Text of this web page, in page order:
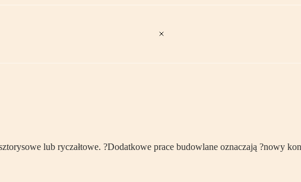
lub ryczałtowe. ?Dodatkowe prace budowlane oznaczają ?nowy